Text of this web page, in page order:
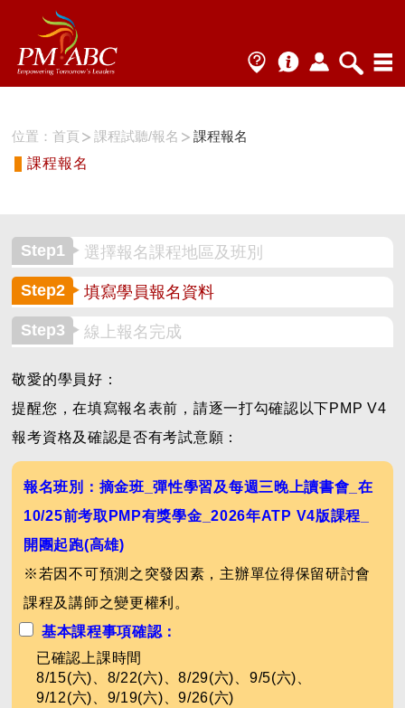
位置：首頁 課程試聽/報名
課程報名
課程報名
Step1 選擇報名課程地區及班別
Step2 填寫學員報名資料
Step3 線上報名完成
敬愛的學員好：
提醒您，在填寫報名表前，請逐一打勾確認以下PMP V4
報考資格及確認是否有考試意願：
報名班別：摘金班_彈性學習及每週三晚上讀書會_在
10/25前考取PMP有獎學金_2026年ATP V4版課程_
開團起跑(高雄)
※若因不可預測之突發因素，主辦單位得保留研討會
課程及講師之變更權利。
基本課程事項確認：
已確認上課時間
8/15(六)、8/22(六)、8/29(六)、9/5(六)、
9/12(六)、9/19(六)、9/26(六)